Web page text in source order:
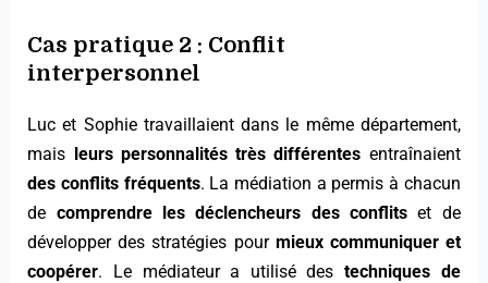
Cas pratique 2 : Conflit
interpersonnel
Luc et Sophie travaillaient dans le même département,
mais leurs personnalités très différentes entraînaient
des conflits fréquents. La médiation a permis à chacun
de comprendre les déclencheurs des conflits et de
développer des stratégies pour mieux communiquer et
coopérer. Le médiateur a utilisé destechniques de